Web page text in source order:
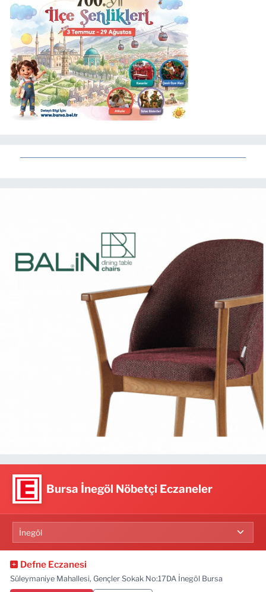
Bursa İnegöl Nöbetçi Eczaneler
Defne Eczanesi
Süleymaniye Mahallesi, Gençler Sokak No:17DA İnegöl Bursa